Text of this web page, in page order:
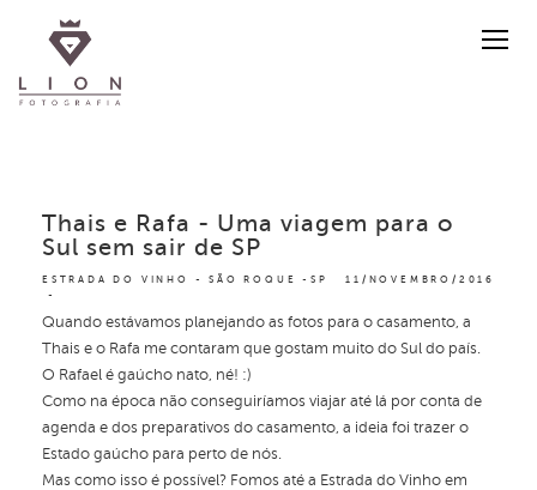
ESTRADA DO VINHO - SÃO ROQUE -SP 11/NOVEMBRO/2016
Thais e Rafa - Uma viagem para o
Sul sem sair de SP
Quando estávamos planejando as fotos para o casamento, a
Thais e o Rafa me contaram que gostam muito do Sul do país.
O Rafael é gaúcho nato, né! :)
Como na época não conseguiríamos viajar até lá por conta de
agenda e dos preparativos do casamento, a ideia foi trazer o
Estado gaúcho para perto de nós.
Mas como isso é possível? Fomos até a Estrada do Vinho em